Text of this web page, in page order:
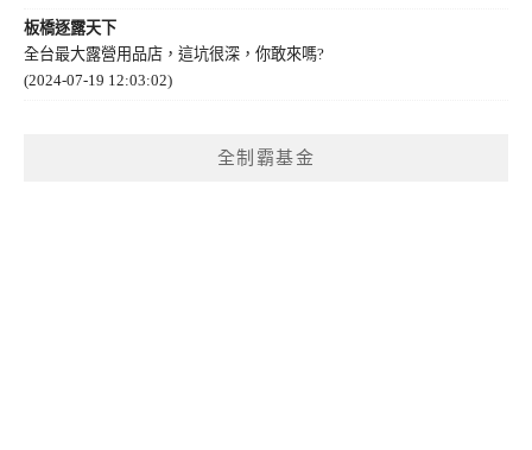
板橋逐露天下
全台最大露營用品店，這坑很深，你敢來嗎?
(2024-07-19 12:03:02)
全制霸基金